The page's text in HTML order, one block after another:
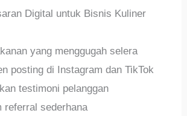
Digital untuk Bisnis Kuliner
yang menggugah selera
posting di Instagram dan TikTok
testimoni pelanggan
referral sederhana